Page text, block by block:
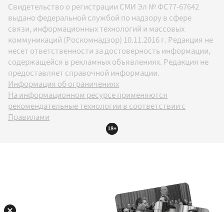
Свидетельство о регистрации СМИ Эл № ФС77-67642
выдано федеральной службой по надзору в сфере
связи, информационных технологий и массовых
коммуникаций (Роскомнадзор) 10.11.2016 г. Редакция не
несет ответственности за достоверность информации,
содержащейся в рекламных объявлениях. Редакция не
предоставляет справочной информации.
Информация об ограничениях
На информационном ресурсе применяются
рекомендательные технологии в соответствии с
Правилами
18+